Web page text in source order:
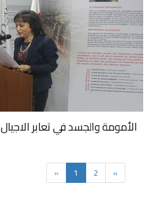
الأمومة والجسد في تعابر الاجيال
« 1 2 »